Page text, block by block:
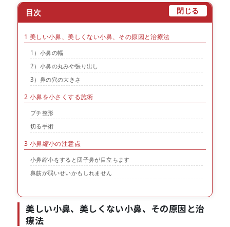
目次 [ 閉じる ]
1 美しい小鼻、美しくない小鼻、その原因と治療法
1）小鼻の幅
2）小鼻の丸みや張り出し
3）鼻の穴の大きさ
2 小鼻を小さくする施術
プチ整形
切る手術
3 小鼻縮小の注意点
小鼻縮小をすると団子鼻が目立ちます
鼻筋が弱いせいかもしれません
美しい小鼻、美しくない小鼻、その原因と治
療法